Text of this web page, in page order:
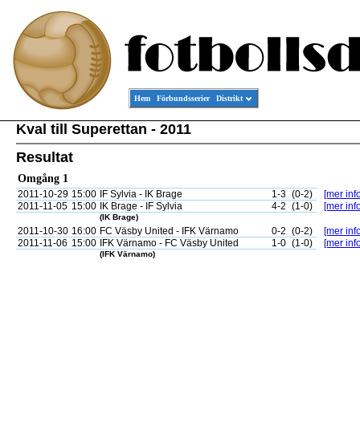
Hem Förbundsserier Distrikt
Kval till Superettan - 2011
Resultat
Omgång 1
2011-10-29 15:00 IF Sylvia - IK Brage 1-3 (0-2)
[mer
2011-11-05 15:00 IK Brage - IF Sylvia 4-2 (1-0) [mer
(IK Brage)
2011-10-30 16:00 FC Väsby United - IFK Värnamo 0-2 (0-2)
[mer
2011-11-06 15:00 IFK Värnamo - FC Väsby United 1-0 (1-0) [mer
(IFK Värnamo)